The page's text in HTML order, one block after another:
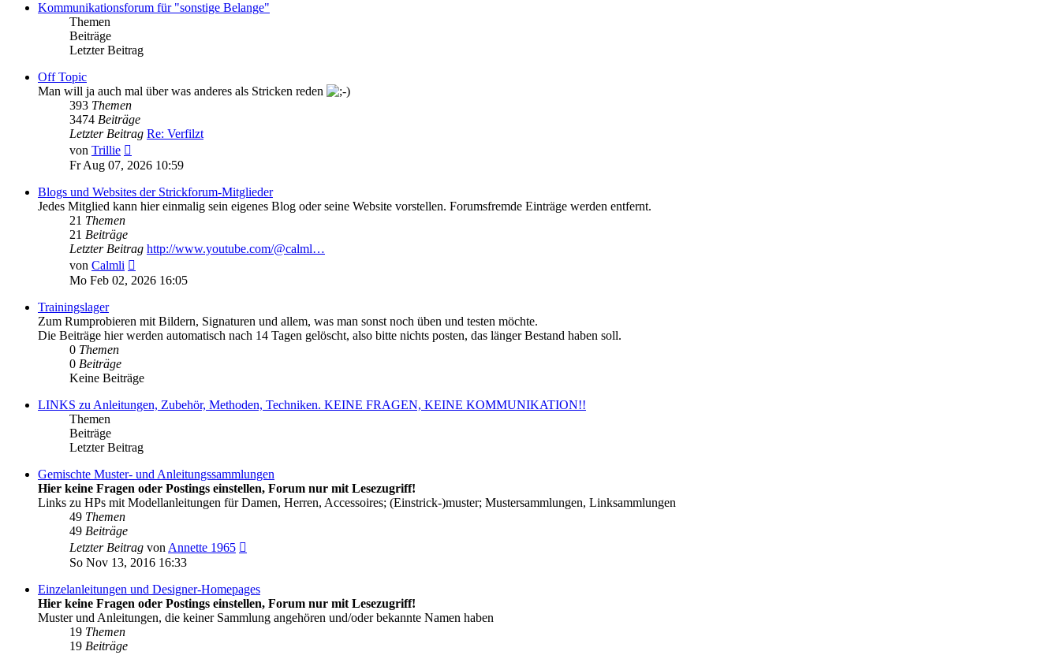
Kommunikationsforum für "sonstige Belange"
Themen
Beiträge
Letzter Beitrag
Off Topic
Man will ja auch mal über was anderes als Stricken reden
393 Themen
3474 Beiträge
Letzter Beitrag Re: Verfilzt
von Trillie
Beitrag
Fr Aug 07, 2026 10:59
Blogs und Websites der Strickforum-Mitglieder
Jedes Mitglied kann hier einmalig sein eigenes Blog oder seine Website vorstellen. Forumsfremde Einträge werden entfernt.
21 Themen
21 Beiträge
Letzter Beitrag http://www.youtube.com/@calml…
von Calmli
Beitrag
Mo Feb 02, 2026 16:05
Trainingslager
Zum Rumprobieren mit Bildern, Signaturen und allem, was man sonst noch üben und testen möchte.
Die Beiträge hier werden automatisch nach 14 Tagen gelöscht, also bitte nichts posten, das länger Bestand haben soll.
0 Themen
0 Beiträge
Keine Beiträge
LINKS zu Anleitungen, Zubehör, Methoden, Techniken. KEINE FRAGEN, KEINE KOMMUNIKATION!!
Themen
Beiträge
Letzter Beitrag
Gemischte Muster- und Anleitungssammlungen
Hier keine Fragen oder Postings einstellen, Forum nur mit Lesezugriff!
Links zu HPs mit Modellanleitungen für Damen, Herren, Accessoires; (Einstrick-)muster; Mustersammlungen, Linksammlungen
49 Themen
49 Beiträge
Letzter Beitrag vonAnnette 1965
So Nov 13, 2016 16:33
Einzelanleitungen und Designer-Homepages
Hier keine Fragen oder Postings einstellen, Forum nur mit Lesezugriff!
Muster und Anleitungen, die keiner Sammlung angehören und/oder bekannte Namen haben
19 Themen
19 Beiträge